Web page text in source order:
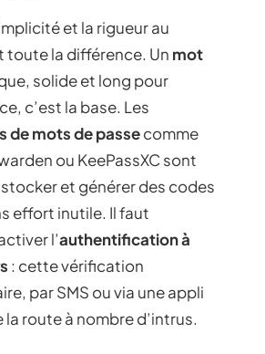
et la rigueur au
toute la différence. Un mot
solide et long pour
c’est la base. Les
de mots de passecomme
ou KeePassXC sont
et générer des codes
effort inutile. Il faut
l’authentification à
: cette vérification
par SMS ou via une appli
route à nombre d’intrus.